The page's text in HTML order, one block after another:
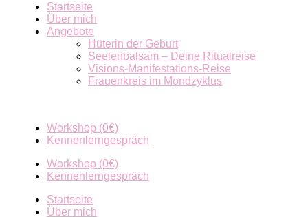
Startseite
Über mich
Angebote
Hüterin der Geburt
Seelenbalsam – Deine Ritualreise
Visions-Manifestations-Reise
Frauenkreis im Mondzyklus
Workshop (0€)
Kennenlerngespräch
Workshop (0€)
Kennenlerngespräch
Startseite
Über mich